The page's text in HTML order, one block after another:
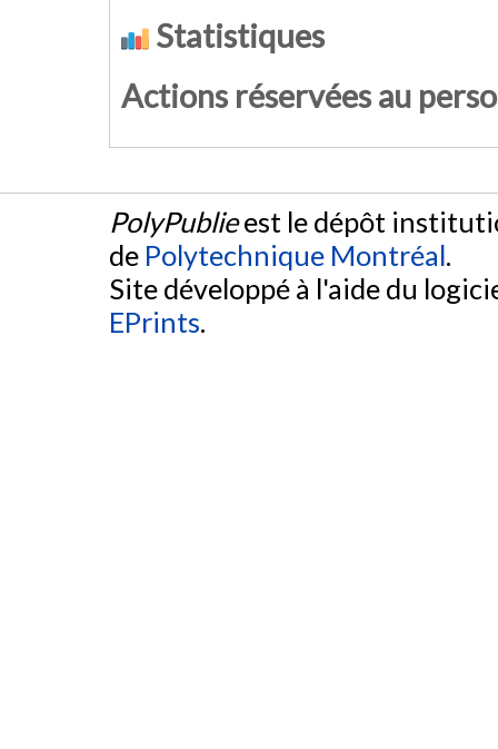
Statistiques
Actions réservées au
PolyPublieest le dépôt
de Polytechnique Montréal.
Site développé à l'aide du
EPrints.